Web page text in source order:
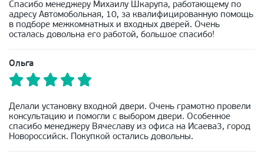
Спасибо менеджеру Михаилу Шкарупа, работающему по
адресу Автомобольная, 10, за квалифицированную помощь
в подборе межкомнатных и входных дверей. Очень
осталась довольна его работой, большое спасибо!
Ольга
Делали установку входной двери. Очень грамотно провели
консультацию и помогли с выбором двери. Особенное
спасибо менеджеру Вячеславу из офиса на Исаева3, город
Новороссийск. Покупкой остались довольны.